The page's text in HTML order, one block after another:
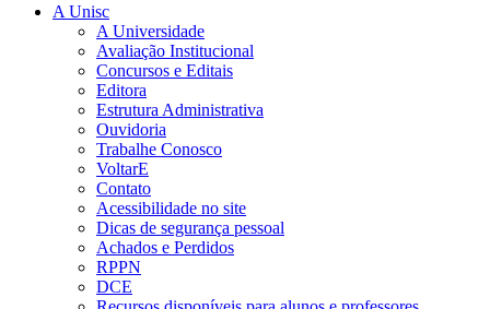
A Unisc
A Universidade
Avaliação Institucional
Concursos e Editais
Editora
Estrutura Administrativa
Ouvidoria
Trabalhe Conosco
VoltarE
Contato
Acessibilidade no site
Dicas de segurança pessoal
Achados e Perdidos
RPPN
DCE